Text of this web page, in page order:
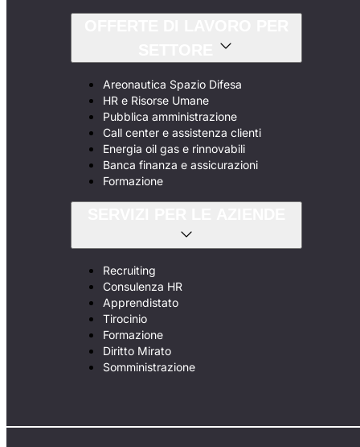
Areonautica Spazio Difesa
HR e Risorse Umane
Pubblica amministrazione
Call center e assistenza clienti
Energia oil gas e rinnovabili
Banca finanza e assicurazioni
Formazione
Recruiting
Consulenza HR
Apprendistato
Tirocinio
Formazione
Diritto Mirato
Somministrazione